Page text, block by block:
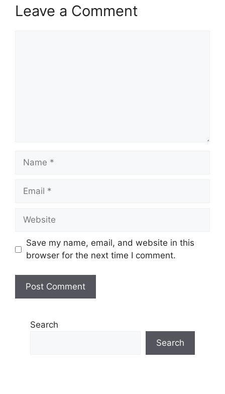
Leave a Comment
Name
Email
Website
Save my name, email, and website in this
browser for the next time I comment.
Search
Search